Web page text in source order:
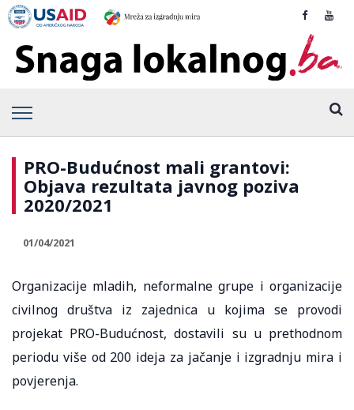
PRO-Budućnost mali grantovi:
Objava rezultata javnog poziva
2020/2021
01/04/2021
Organizacije mladih, neformalne grupe i organizacije
civilnog društva iz zajednica u kojima se provodi
projekat PRO-Budućnost, dostavili su u prethodnom
periodu više od 200 ideja za jačanje i izgradnju mira i
povjerenja.